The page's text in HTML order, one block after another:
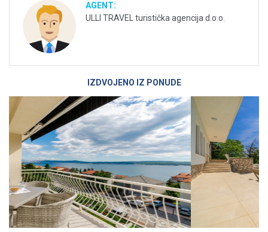
AGENT:
ULLI TRAVEL turistička agencija d.o.o.
IZDVOJENO IZ PONUDE